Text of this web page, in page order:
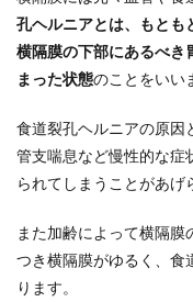
孔ヘルニアとは、もとも
横隔膜の下部にあるべき
まった状態のことをいい
食道裂孔ヘルニアの原因
管支喘息など慢性的な症
られてしまうことがあげ
また加齢によって横隔
つき横隔膜がゆるく、食
ります。